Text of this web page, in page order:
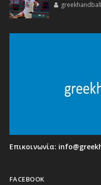
Επικοινωνία:
FACEBOOK